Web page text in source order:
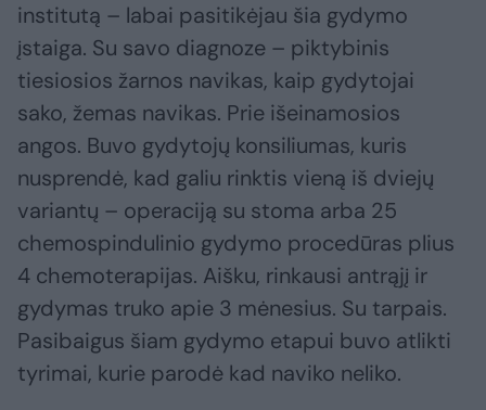
institutą – labai pasitikėjau šia gydymo
įstaiga. Su savo diagnoze – piktybinis
tiesiosios žarnos navikas, kaip gydytojai
sako, žemas navikas. Prie išeinamosios
angos. Buvo gydytojų konsiliumas, kuris
nusprendė, kad galiu rinktis vieną iš dviejų
variantų – operaciją su stoma arba 25
chemospindulinio gydymo procedūras plius
4 chemoterapijas. Aišku, rinkausi antrąjį ir
gydymas truko apie 3 mėnesius. Su tarpais.
Pasibaigus šiam gydymo etapui buvo atlikti
tyrimai, kurie parodė kad naviko neliko.